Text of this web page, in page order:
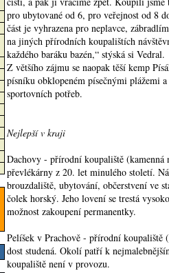
pro ubytované od 6, pro veřejnost od 8
část je vyhrazena pro neplavce,
na jiných přírodních koupalištích
každého baráku bazén,“ stýská si Vedral.
Z většího zájmu se naopak těší kemp
písníku obklopeném písečnými plážemi
sportovních potřeb.
Nejlepší v kraji
Dachovy - přírodní koupaliště (kamenná
převlékárny z 20. let minulého století.
brouzdaliště, ubytování, občerstvení ve
čolek horský. Jeho lovení se trestá
možnost zakoupení permanentky.
Pelíšek v Prachově - přírodní koupaliště
dost studená. Okolí patří k
koupaliště není v provozu.